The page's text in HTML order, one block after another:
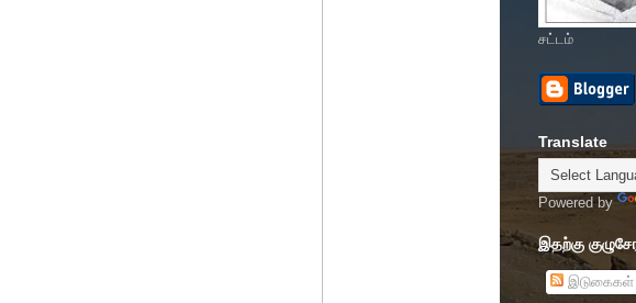
சட்டம்
Translate
Powered by
இதற்கு
இடுகைகள்